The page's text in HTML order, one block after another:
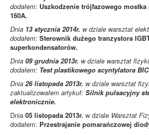
dodałem: Uszkodzenie trójfazowego
160A.
Dnia 13 stycznia 2014r. w dziale warsztat
dodałem: Sterownik dużego tranzystora
superkondensatorów.
Dnia 09 grudnia 2013r. w dziale warsztat
dodałem: Test plastikowego scyntylatora
Dnia 26 listopada 2013r. w dziale warsztat
zaktualizowałem artykuł: Silnik pulsacyjny
elektronicznie.
Dnia 05 listopada 2013r. w dziale Warsztat
dodałem: Przestrajanie pomarańczowej